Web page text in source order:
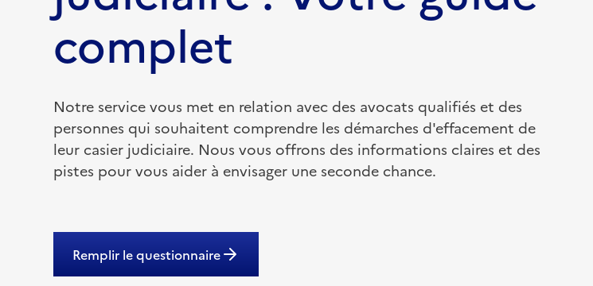
complet
Notre service vous met en relation avec des avocats qualifiés et des
personnes qui souhaitent comprendre les démarches d'effacement de
leur casier judiciaire. Nous vous offrons des informations claires et des
pistes pour vous aider à envisager une seconde chance.
Remplir le questionnaire